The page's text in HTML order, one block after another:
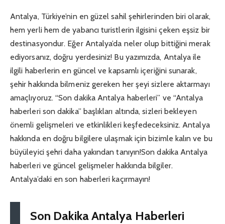
Antalya, Türkiye’nin en güzel sahil şehirlerinden biri olarak,
hem yerli hem de yabancı turistlerin ilgisini çeken eşsiz bir
destinasyondur. Eğer Antalya’da neler olup bittiğini merak
ediyorsanız, doğru yerdesiniz! Bu yazımızda, Antalya ile
ilgili haberlerin en güncel ve kapsamlı içeriğini sunarak,
şehir hakkında bilmeniz gereken her şeyi sizlere aktarmayı
amaçlıyoruz. “Son dakika Antalya haberleri” ve “Antalya
haberleri son dakika” başlıkları altında, sizleri bekleyen
önemli gelişmeleri ve etkinlikleri keşfedeceksiniz. Antalya
hakkında en doğru bilgilere ulaşmak için bizimle kalın ve bu
büyüleyici şehri daha yakından tanıyın!Son dakika Antalya
haberleri ve güncel gelişmeler hakkında bilgiler.
Antalya’daki en son haberleri kaçırmayın!
Son Dakika Antalya Haberleri